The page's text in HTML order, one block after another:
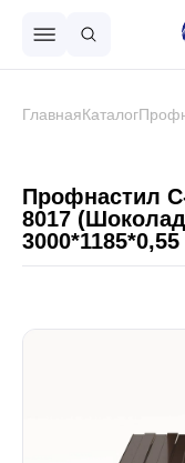
ГлавнаяКаталог
Профнастил
8017